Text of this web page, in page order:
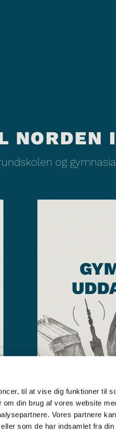
til at vise dig funktioner til
din brug af vores website
Vores partnere
som de har indsamlet fra din
NORDEN
og